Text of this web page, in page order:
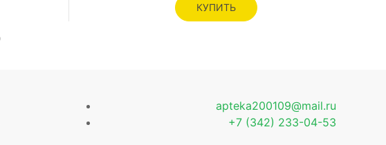
КУПИТЬ
apteka200109@mail.ru
+7 (342) 233-04-53